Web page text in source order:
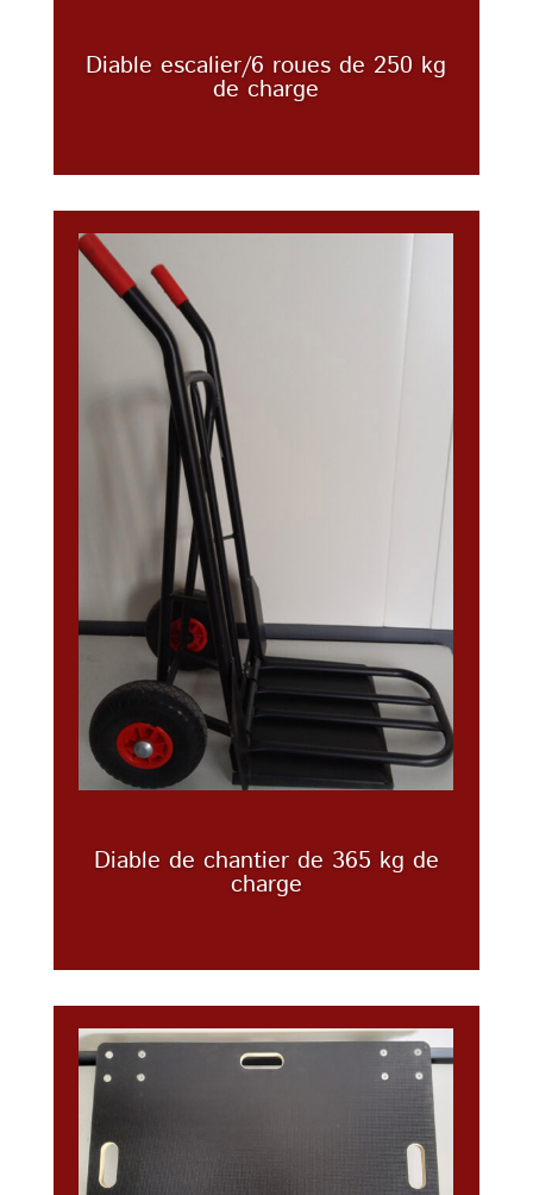
Diable escalier/6 roues de 250 kg
de charge
Diable de chantier de 365 kg de
charge